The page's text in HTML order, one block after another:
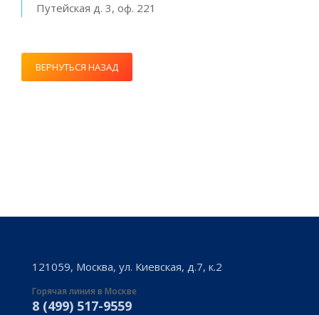
Путейская д. 3, оф. 221
ВЕРНУТЬСЯ НАЗАД
121059, Москва, ул. Киевская, д.7, к.2
Горячая линия в Москве
8 (499) 517-9559